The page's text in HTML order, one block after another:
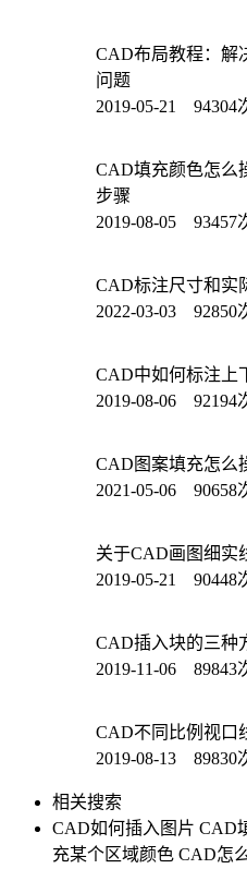
CAD布局教程：解
问题
2019-05-21 94304
CAD填充颜色怎么
步骤
2019-08-05 93457
CAD标注尺寸和实
2022-03-03 92850
CAD中如何标注上
2019-08-06 92194
CAD图案填充怎么
2021-05-06 90658
关于CAD画图细实
2019-05-21 90448
CAD插入块的三种
2019-11-06 89843
CAD不同比例视口
2019-08-13 89830
相关搜索
CAD如何插入图片 CAD
充某个区域颜色 CAD怎